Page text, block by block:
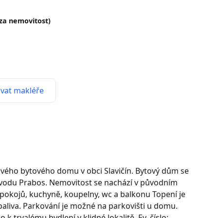
nemovitost)
makléře
bytového domu v obci Slavičín. Bytový dům se
Prabos. Nemovitost se nachází v původním
kuchyně, koupelny, wc a balkonu Topení je
Parkování je možné na parkovišti u domu.